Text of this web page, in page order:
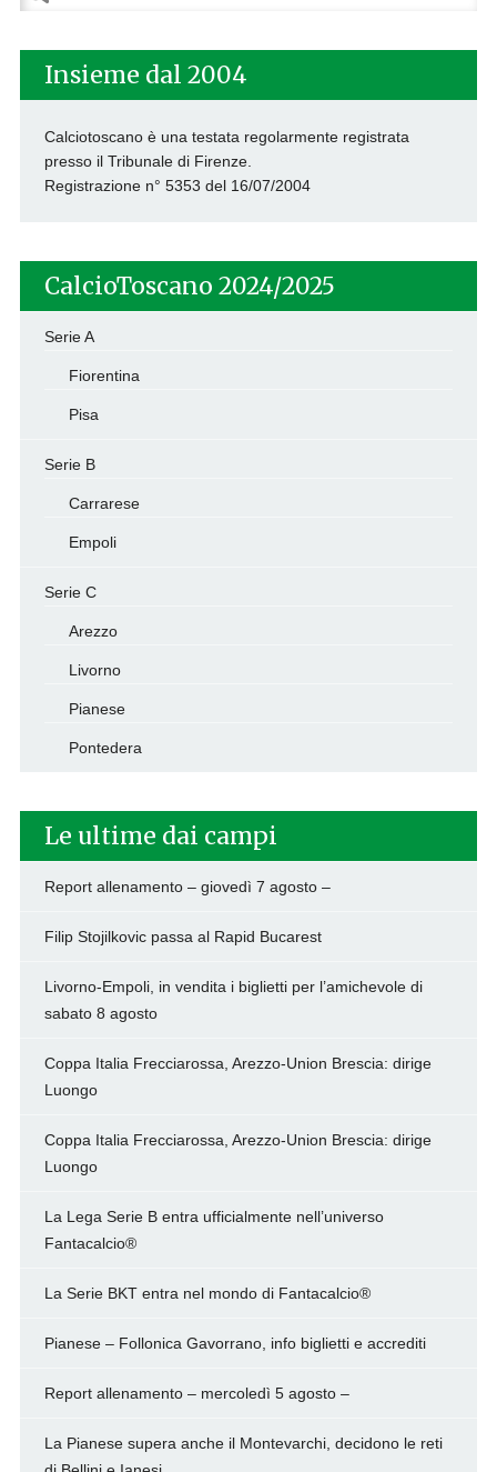
per:
Insieme dal 2004
Calciotoscano è una testata regolarmente registrata
presso il Tribunale di Firenze.
Registrazione n° 5353 del 16/07/2004
CalcioToscano 2024/2025
Serie A
Fiorentina
Pisa
Serie B
Carrarese
Empoli
Serie C
Arezzo
Livorno
Pianese
Pontedera
Le ultime dai campi
Report allenamento – giovedì 7 agosto –
Filip Stojilkovic passa al Rapid Bucarest
Livorno-Empoli, in vendita i biglietti per l’amichevole di
sabato 8 agosto
Coppa Italia Frecciarossa, Arezzo-Union Brescia: dirige
Luongo
Coppa Italia Frecciarossa, Arezzo-Union Brescia: dirige
Luongo
La Lega Serie B entra ufficialmente nell’universo
Fantacalcio®
La Serie BKT entra nel mondo di Fantacalcio®
Pianese – Follonica Gavorrano, info biglietti e accrediti
Report allenamento – mercoledì 5 agosto –
La Pianese supera anche il Montevarchi, decidono le reti